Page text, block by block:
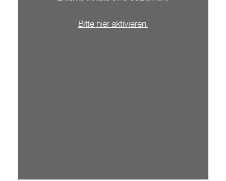
Bitte hier aktivieren.